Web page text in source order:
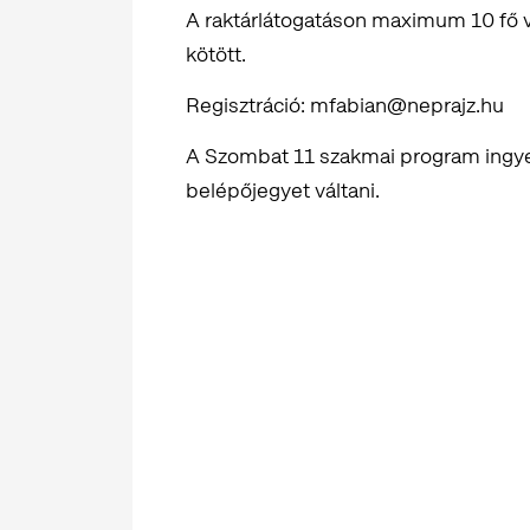
A raktárlátogatáson maximum 10 fő
kötött.
Regisztráció: mfabian@neprajz.hu
A Szombat 11 szakmai program
belépőjegyet váltani.